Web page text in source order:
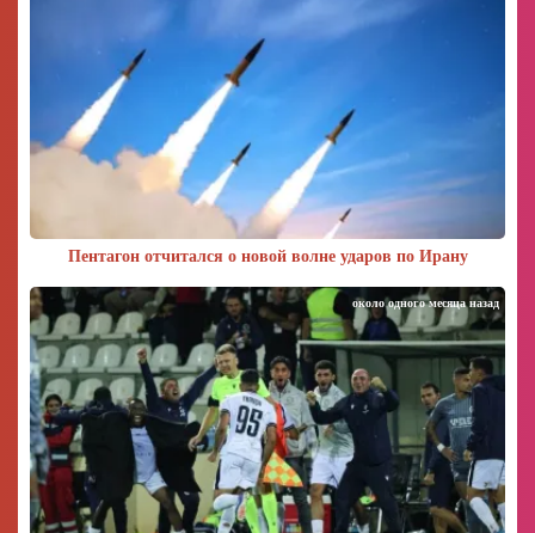
Пентагон отчитался о новой волне ударов по Ирану
около одного месяца назад